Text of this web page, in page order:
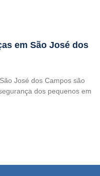
em São José dos
José dos Campos são
dos pequenos em